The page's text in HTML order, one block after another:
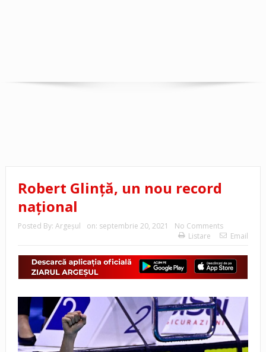
Robert Glinţă, un nou record
naţional
Posted By: Argeşul on: septembrie 20, 2021
No Comments
Listare
Email